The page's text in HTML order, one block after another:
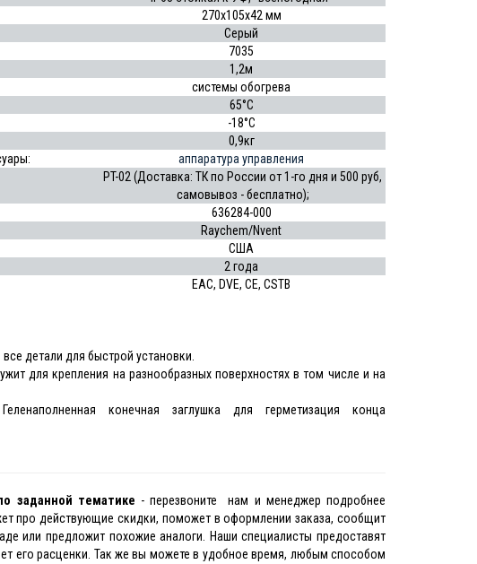
270х105х42 мм
Серый
7035
1,2м
системы обогрева
65°C
-18°C
0,9кг
аппаратура управления
PT-02 (Доставка: ТК по России от 1-го дня и 500 руб,
самовывоз - бесплатно);
636284-000
Raychem/Nvent
США
2 года
EAC, DVE, CE, CSTB
детали для быстрой установки.
для крепления на разнообразных поверхностях в том числе и на
конечная заглушка для герметизация конца
заданной тематике - перезвоните нам и менеджер подробнее
про действующие скидки, поможет в оформлении заказа, сообщит
или предложит похожие аналоги. Наши специалисты предоставят
его расценки. Так же вы можете в удобное время, любым способом